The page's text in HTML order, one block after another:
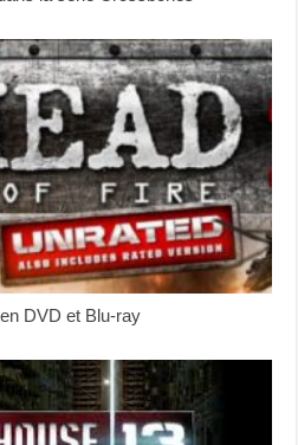
DVD et Blu-ray